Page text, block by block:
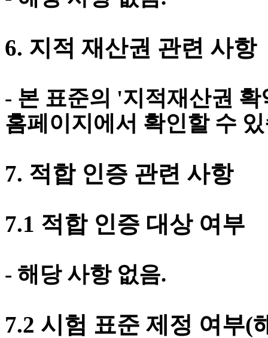
6. 지적 재산권 관련 사항
- 본 표준의 '지적재산권 확
홈페이지에서 확인할 수
7. 적합 인증 관련 사항
7.1 적합 인증 대상 여부
- 해당 사항 없음.
7.2 시험 표준 제정 여부(